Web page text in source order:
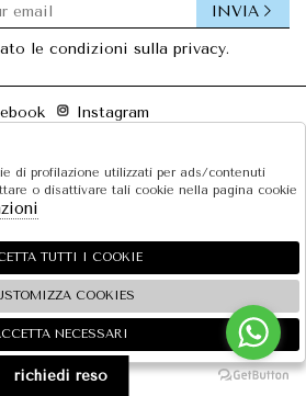
le condizioni sulla privacy.
INVIA
Instagram
SOLE S.R.L.
SHOPPING
EXTRA
Powered byAteliersocietàgruppo Zucchetti
richiedi reso
di profilazione utilizzati per ads/contenuti
o disattivare tali cookie nella pagina cookie
TUTTI I COOKIE
COOKIES
NECESSARI